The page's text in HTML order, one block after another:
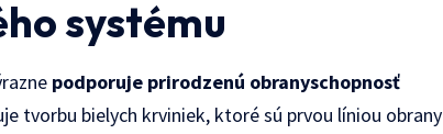
systému
podporuje prirodzenú obranyschopnosť
tvorbu bielych krviniek, ktoré sú prvou líniou obrany